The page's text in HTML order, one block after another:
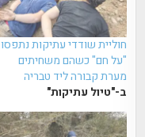
חוליית שודדי עתיקות נתפסו
"על חם" כשהם משחיתים
מערת קבורה ליד טבריה
ב-"טיול עתיקות"